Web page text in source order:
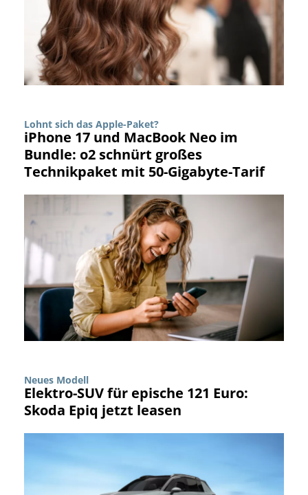
Lohnt sich das Apple-Paket?
iPhone 17 und MacBook Neo im
Bundle: o2 schnürt großes
Technikpaket mit 50-Gigabyte-Tarif
Neues Modell
Elektro-SUV für epische 121 Euro:
Skoda Epiq jetzt leasen